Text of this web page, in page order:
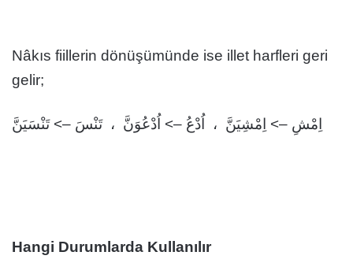
Nâkıs fiillerin dönüşümünde ise illet harfleri geri
gelir;
اِمْشِ –> اِمْشِيَنَّ ، اُدْعُ –> اُدْعُوَنَّ ، تَنْسَ –> تَنْسَيَنَّ
Hangi Durumlarda Kullanılır